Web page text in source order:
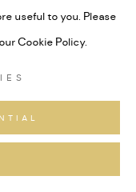
useful to you. Please
Cookie Policy.